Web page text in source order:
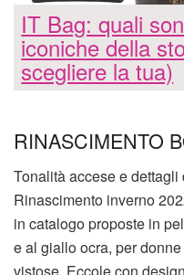
IT Bag: quali
iconiche della
scegliere la tua)
RINASCIMENTO
Tonalità accese e
Rinascimento inverno
in catalogo proposte in
e al giallo ocra, per